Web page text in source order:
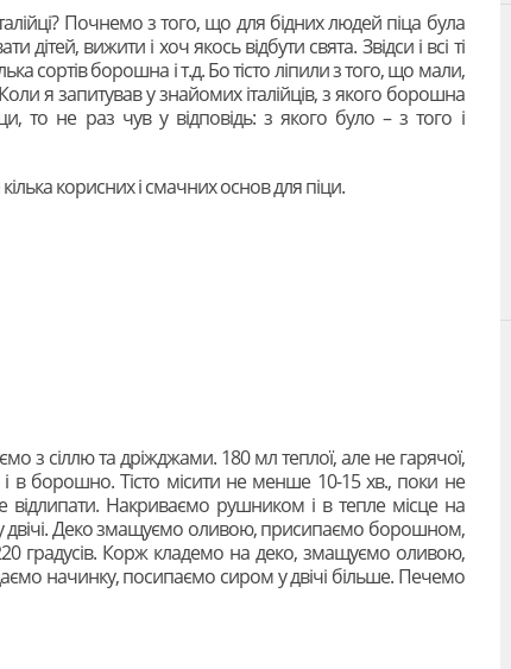
Почнемо з того, що для бідних людей піца була
дітей, вижити і хоч якось відбути свята. Звідси і всі ті
сортів борошна і т.д. Бо тісто ліпили з того, що мали,
я запитував у знайомих італійців, з якого борошна
то не раз чув у відповідь: з якого було – з того і
корисних і смачних основ для піци.
з сіллю та дріжджами. 180 мл теплої, але не гарячої,
в борошно. Тісто місити не менше 10-15 хв., поки не
відлипати. Накриваємо рушником і в тепле місце на
двічі. Деко змащуємо оливою, присипаємо борошном,
градусів. Корж кладемо на деко, змащуємо оливою,
начинку, посипаємо сиром у двічі більше. Печемо